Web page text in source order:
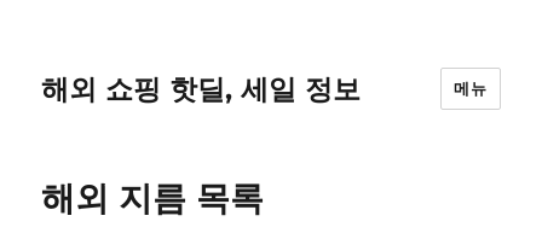
해외 쇼핑 핫딜, 세일 정보 메뉴
해외 지름 목록